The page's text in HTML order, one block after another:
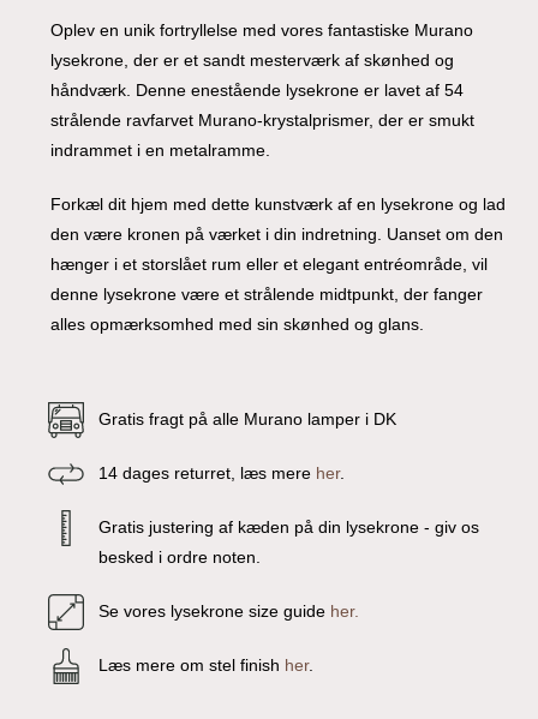
Oplev en unik fortryllelse med vores fantastiske Murano
lysekrone, der er et sandt mesterværk af skønhed og
håndværk. Denne enestående lysekrone er lavet af 54
strålende ravfarvet Murano-krystalprismer, der er smukt
indrammet i en metalramme.
Forkæl dit hjem med dette kunstværk af en lysekrone og lad
den være kronen på værket i din indretning. Uanset om den
hænger i et storslået rum eller et elegant entréområde, vil
denne lysekrone være et strålende midtpunkt, der fanger
alles opmærksomhed med sin skønhed og glans.
Gratis fragt på alle Murano lamper i DK
14 dages returret, læs mere her.
Gratis justering af kæden på din lysekrone - giv os
besked i ordre noten.
Se vores lysekrone size guide her.
Læs mere om stel finish her.